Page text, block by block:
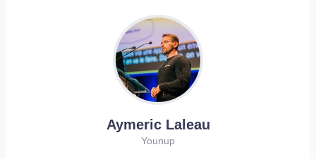
Aymeric Laleau
Younup